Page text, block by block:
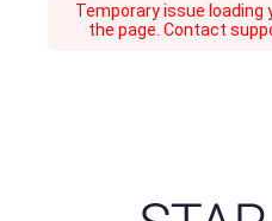
Temporary issue loading
the page. Contact